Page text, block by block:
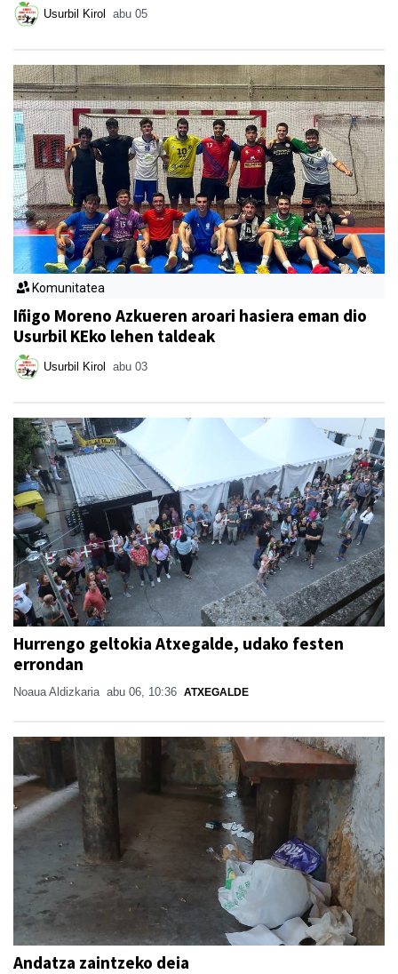
Usurbil Kirol abu 05
Komunitatea
Iñigo Moreno Azkueren aroari hasiera eman dio
Usurbil KEko lehen taldeak
Usurbil Kirol abu 03
Hurrengo geltokia Atxegalde, udako festen
errondan
Noaua Aldizkaria abu 06, 10:36 ATXEGALDE
Andatza zaintzeko deia